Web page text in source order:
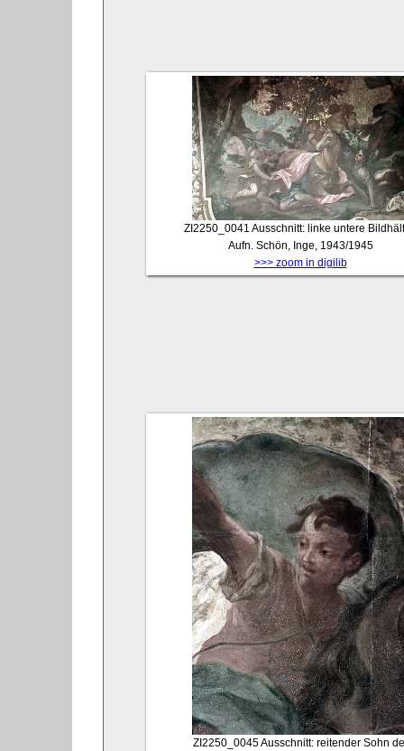
ZI2250_0041 Ausschnitt: linke untere
Aufn. Schön, Inge, 1943/1945
>>> zoom in digilib
ZI2250_0045Ausschnitt: reitender Sohn